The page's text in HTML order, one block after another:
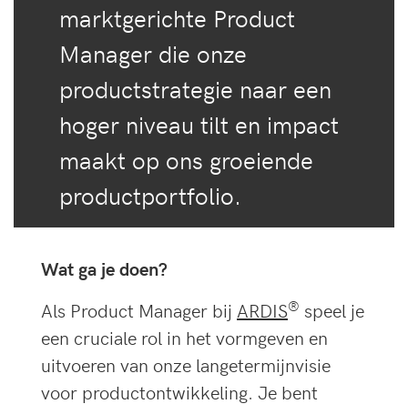
marktgerichte Product
Manager die onze
productstrategie naar een
hoger niveau tilt en impact
maakt op ons groeiende
productportfolio.
Wat ga je doen?
Als Product Manager bij ARDIS® speel je
een cruciale rol in het vormgeven en
uitvoeren van onze langetermijnvisie
voor productontwikkeling. Je bent